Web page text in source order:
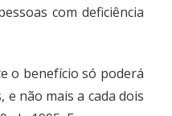
com deficiência
o benefício só poderá
e não mais a cada dois